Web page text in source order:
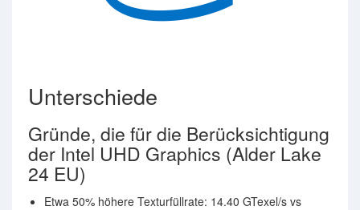
Unterschiede
Gründe, die für die Berücksichtigung
der Intel UHD Graphics (Alder Lake
24 EU)
Etwa 50% höhere Texturfüllrate: 14.40 GTexel/s vs